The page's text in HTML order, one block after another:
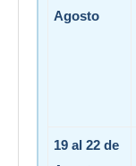
Agosto
19 al 22 de